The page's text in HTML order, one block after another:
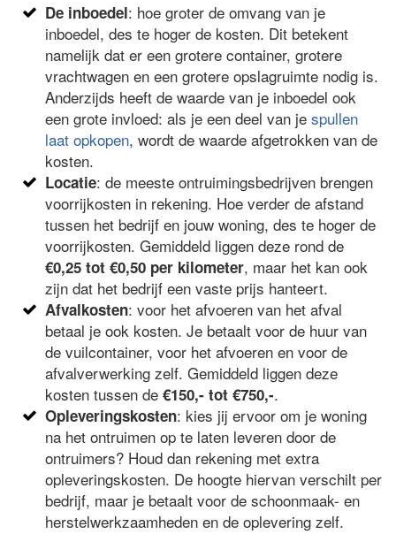
De inboedel: hoe groter de omvang van je
inboedel, des te hoger de kosten. Dit betekent
namelijk dat er een grotere container, grotere
vrachtwagen en een grotere opslagruimte nodig is.
Anderzijds heeft de waarde van je inboedel ook
een grote invloed: als je een deel van jespullen
laat opkopen, wordt de waarde afgetrokken van de
kosten.
Locatie: de meeste ontruimingsbedrijven brengen
voorrijkosten in rekening. Hoe verder de afstand
tussen het bedrijf en jouw woning, des te hoger de
voorrijkosten. Gemiddeld liggen deze rond de
€0,25 tot €0,50 per kilometer, maar het kan ook
zijn dat het bedrijf een vaste prijs hanteert.
Afvalkosten: voor het afvoeren van het afval
betaal je ook kosten. Je betaalt voor de huur van
de vuilcontainer, voor het afvoeren en voor de
afvalverwerking zelf. Gemiddeld liggen deze
kosten tussen de€150,- tot €750,-.
Opleveringskosten: kies jij ervoor om je woning
na het ontruimen op te laten leveren door de
ontruimers? Houd dan rekening met extra
opleveringskosten. De hoogte hiervan verschilt per
bedrijf, maar je betaalt voor de schoonmaak- en
herstelwerkzaamheden en de oplevering zelf.